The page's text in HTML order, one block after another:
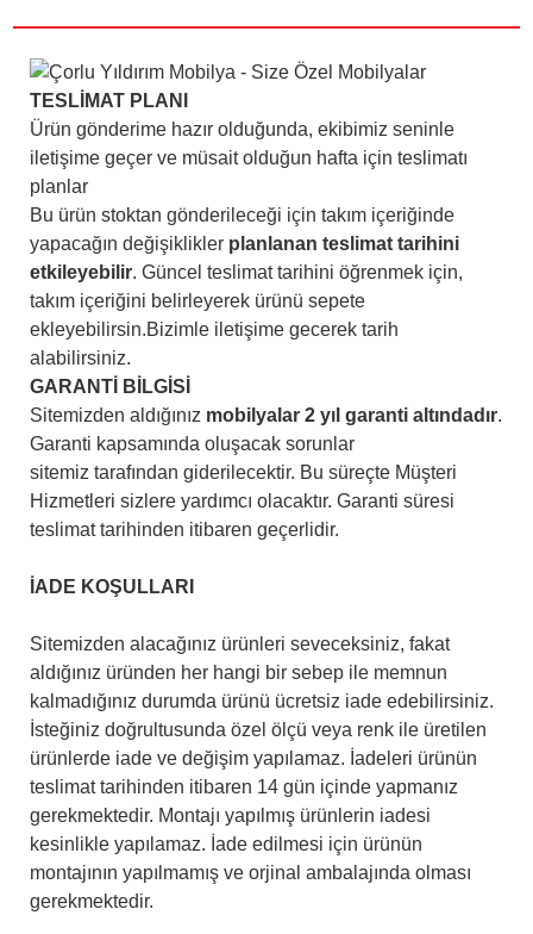
TESLİMAT PLANI
Ürün gönderime hazır olduğunda, ekibimiz seninle
iletişime geçer ve müsait olduğun hafta için teslimatı
planlar
Bu ürün stoktan gönderileceği için takım içeriğinde
yapacağın değişiklikler planlanan teslimat tarihini
etkileyebilir. Güncel teslimat tarihini öğrenmek için,
takım içeriğini belirleyerek ürünü sepete
ekleyebilirsin.Bizimle iletişime gecerek tarih
alabilirsiniz.
GARANTİ BİLGİSİ
Sitemizden aldığınız mobilyalar 2 yıl garanti altındadır.
Garanti kapsamında oluşacak sorunlar
sitemiz tarafından giderilecektir. Bu süreçte Müşteri
Hizmetleri sizlere yardımcı olacaktır. Garanti süresi
teslimat tarihinden itibaren geçerlidir.
İADE KOŞULLARI
Sitemizden alacağınız ürünleri seveceksiniz, fakat
aldığınız üründen her hangi bir sebep ile memnun
kalmadığınız durumda ürünü ücretsiz iade edebilirsiniz.
İsteğiniz doğrultusunda özel ölçü veya renk ile üretilen
ürünlerde iade ve değişim yapılamaz. İadeleri ürünün
teslimat tarihinden itibaren 14 gün içinde yapmanız
gerekmektedir. Montajı yapılmış ürünlerin iadesi
kesinlikle yapılamaz. İade edilmesi için ürünün
montajının yapılmamış ve orjinal ambalajında olması
gerekmektedir.